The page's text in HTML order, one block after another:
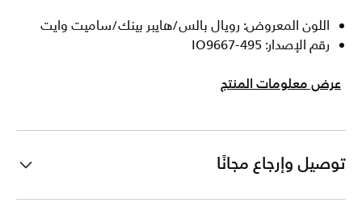
اللون المعروض: رويال بالس/هايبر بينك/ساميت وايت
رقم الإصدار: IO9667-495
عرض معلومات المنتج
توصيل وإرجاع مجانًا